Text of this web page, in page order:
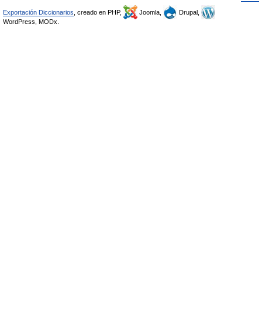
Exportación Diccionarios , creado en PHP, Joomla,
Drupal,
WordPress, MODx.